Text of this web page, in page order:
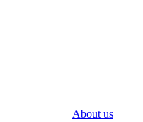
About us